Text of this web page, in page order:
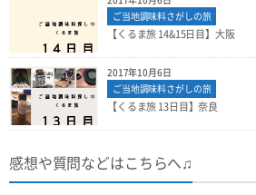
ご当地調味料さがしの旅
【くるま旅 14&15日目】大阪
2017年10月6日
ご当地調味料さがしの旅
【くるま旅 13日目】奈良
感想や質問などはこちらへ♫